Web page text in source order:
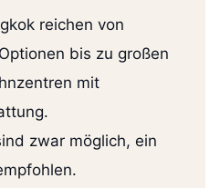
reichen von
bis zu großen
mit
zwar möglich, ein